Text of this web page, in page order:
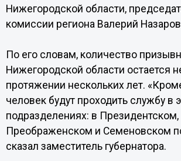
Нижегородской области,
комиссии региона Валерий
По его словам, количество
Нижегородской области остается
протяжении нескольких лет.
человек будут проходить службу в
подразделениях: в Президентском,
Преображенском и Семеновском
сказал заместитель губернатора.